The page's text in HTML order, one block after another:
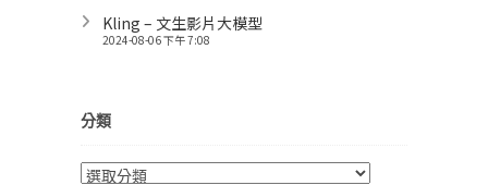
Kling – 文生影片大模型
2024-08-06 下午 7:08
分類
分